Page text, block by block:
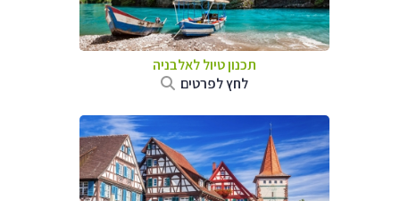
תכנון טיול לאלבניה
לחץ לפרטים